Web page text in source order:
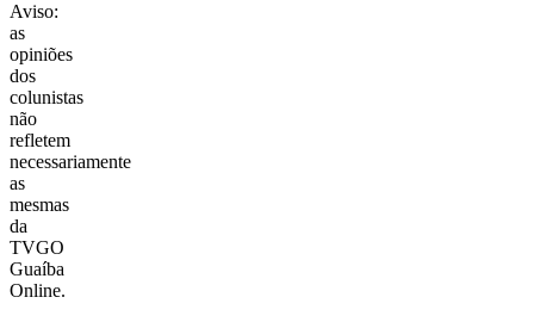
Aviso:
as
opiniões
dos
colunistas
não
refletem
necessariamente
as
mesmas
da
TVGO
Guaíba
Online.